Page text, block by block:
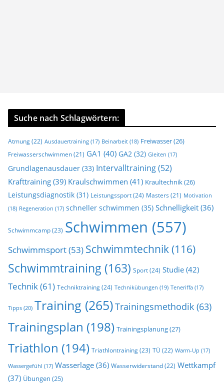
Suche nach Schlagwörtern:
Atmung(22) Ausdauertraining (17) Beinarbeit (18) Freiwasser(26)
Freiwasserschwimmen (21) GA1 (40) GA2 (32) Gleiten (17)
Grundlagenausdauer (33) Intervalltraining(52)
Krafttraining (39) Kraulschwimmen (41) Kraultechnik(26)
Leistungsdiagnostik (31) Leistungssport(24) Masters (21) Motivation
(18) Regeneration (17) schneller schwimmen (35) Schnelligkeit (36)
Schwimmcamp(23) Schwimmen (557)
Schwimmsport(53) Schwimmtechnik(116)
Schwimmtraining (163) Sport(24) Studie (42)
Technik(61) Techniktraining(24) Technikübungen (19) Teneriffa (17)
Tipps (20) Training (265)Trainingsmethodik (63)
Trainingsplan (198) Trainingsplanung(27)
Triathlon (194) Triathlontraining(23) TÜ (22) Warm-Up (17)
Wassergefühl (17) Wasserlage (36) Wasserwiderstand(22) Wettkampf
(37) Übungen (25)